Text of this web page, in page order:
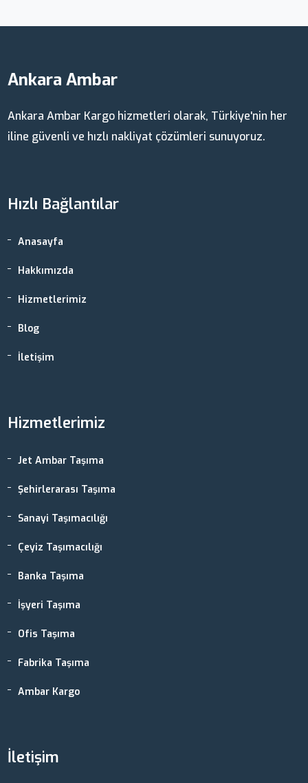
Ankara Ambar
Ankara Ambar Kargo hizmetleri olarak, Türkiye'nin her
iline güvenli ve hızlı nakliyat çözümleri sunuyoruz.
Hızlı Bağlantılar
Anasayfa
Hakkımızda
Hizmetlerimiz
Blog
İletişim
Hizmetlerimiz
Jet Ambar Taşıma
Şehirlerarası Taşıma
Sanayi Taşımacılığı
Çeyiz Taşımacılığı
Banka Taşıma
İşyeri Taşıma
Ofis Taşıma
Fabrika Taşıma
Ambar Kargo
İletişim